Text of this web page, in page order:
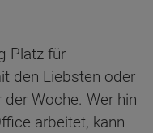
Platz für
den Liebsten oder
Woche. Wer hin
arbeitet, kann